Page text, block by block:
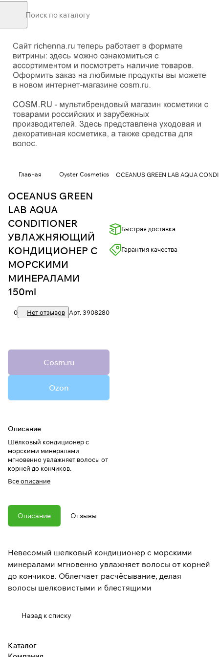
Главная Oyster Cosmetics OCEANUS GREEN LAB AQUA
OCEANUS GREEN
LAB AQUA
CONDITIONER
УВЛАЖНЯЮЩИЙ
КОНДИЦИОНЕР С
МОРСКИМИ
МИНЕРАЛАМИ
150ml
0 Нет отзывов Арт.3908280
Cosm.ru
Ozon
Описание
Шёлковый кондиционер с
морскими минералами
мгновенно увлажняет волосы от
корней до кончиков.
Все описание
Быстрая доставка
Гарантия качества
Описание Отзывы
Невесомый шелковый кондиционер с морскими
минералами мгновенно увлажняет волосы от корней
до кончиков. Облегчает расчёсывание, делая
волосы шелковистыми и блестящими
Назад к списку
Каталог